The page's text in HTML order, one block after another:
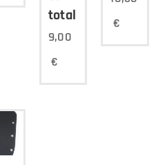
total
9,00
€
€